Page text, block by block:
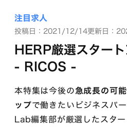
注目求人
投稿日：2021/12/14更新日：
HERP厳選スター
- RICOS -
本特集は今後の急成長の可
ップで働きたいビジネスパ
Lab編集部が厳選したスタ